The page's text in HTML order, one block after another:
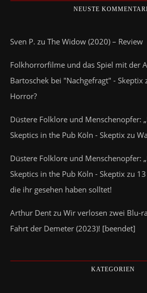
NEUSTE
Sven P. zu The Widow (2020) – Review
Folkhorrorfilme und das Spiel mit der
Bartoschek bei "Nachgefragt" - Skeptix
Horror?
Düstere Folklore und Menschenopfer:
Skeptics in the Pub Köln - Skeptix zu
Düstere Folklore und Menschenopfer:
Skeptics in the Pub Köln - Skeptix zu
die ihr gesehen haben solltet!
Arthur Dent zu Wir verlosen zwei Blu-
Fahrt der Demeter (2023)! [beendet]
KATEGORIEN